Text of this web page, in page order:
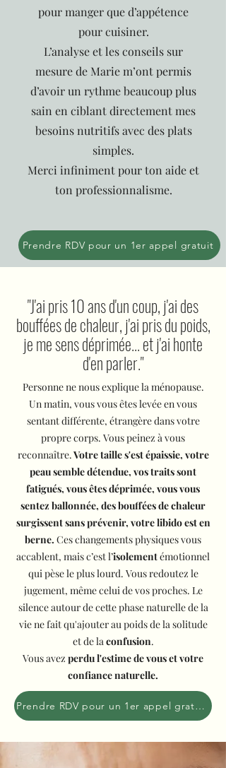
pour manger que d’appétence
pour cuisiner.
L’analyse et les conseils sur
mesure de Marie m’ont permis
d’avoir un rythme beaucoup plus
sain en ciblant directement mes
besoins nutritifs avec des plats
simples.
Merci infiniment pour ton aide et
ton professionnalisme.
Prendre RDV pour un 1er appel gratuit
"J'ai pris 10 ans d'un coup, j'ai des
bouffées de chaleur, j'ai pris du poids,
je me sens déprimée... et j'ai honte
d'en parler."
Personne ne nous explique la ménopause.
Un matin, vous vous êtes levée en vous
sentant différente, étrangère dans votre
propre corps. Vous peinez à vous
reconnaître.Votre taille s'est épaissie, votre
peau semble détendue, vos traits sont
fatigués, vous êtes déprimée, vous vous
sentez ballonnée, des bouffées de chaleur
surgissent sans prévenir, votre libido est en
berne. Ces changements physiques vous
accablent, mais c’est l’isolementémotionnel
qui pèse le plus lourd. Vous redoutez le
jugement, même celui de vos proches. Le
silence autour de cette phase naturelle de la
vie ne fait qu'ajouter au poids de la solitude
et de laconfusion.
Vous avez perdu l'estime de vous et votre
confiance naturelle.
Prendre RDV pour un 1er appel gratuit